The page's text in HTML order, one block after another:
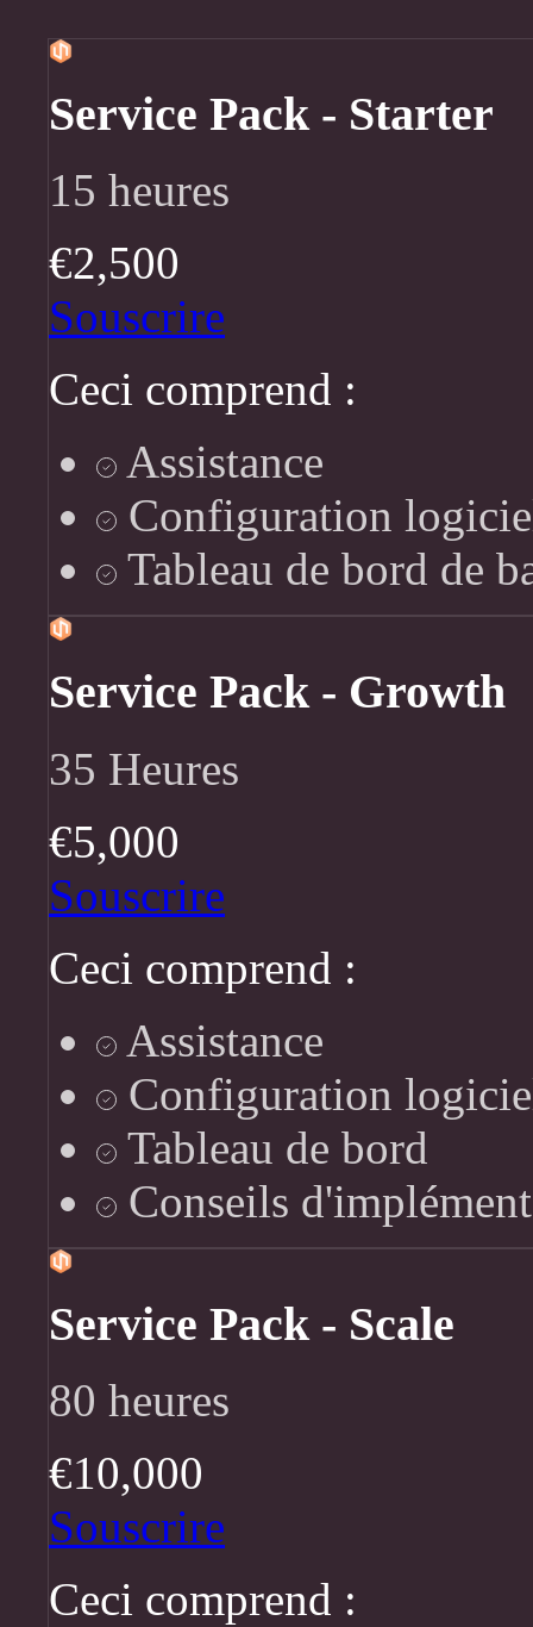
Service Pack - Starter
15 heures
€2,500
Souscrire
Ceci comprend :
Assistance
Configuration
Tableau de bord de
Service Pack - Growth
35 Heures
€5,000
Souscrire
Ceci comprend :
Assistance
Configuration
Tableau de bord
Conseils
Service Pack - Scale
80 heures
€10,000
Souscrire
Ceci comprend :